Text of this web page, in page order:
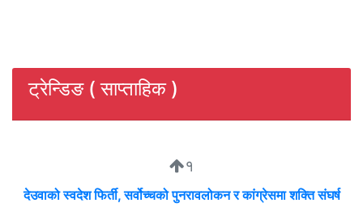
ट्रेन्डिङ ( साप्ताहिक )
१
देउवाको स्वदेश फिर्ती, सर्वोच्चको पुनरावलोकन र कांग्रेसमा शक्ति संघर्ष